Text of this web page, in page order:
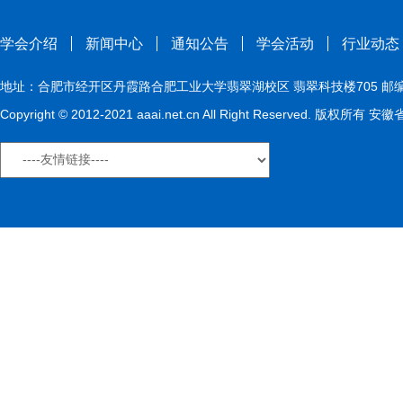
学会介绍 新闻中心 通知公告 学会活动 行业动态
地址：合肥市经开区丹霞路合肥工业大学翡翠湖校区 翡翠科技楼705
Copyright © 2012-2021 aaai.net.cn All Right Reserved. 版权所有 安徽